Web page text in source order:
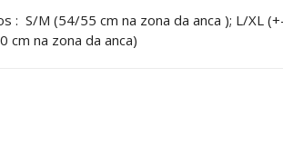
: S/M (54/55 cm na zona da anca ); L/XL
cm na zona da anca)